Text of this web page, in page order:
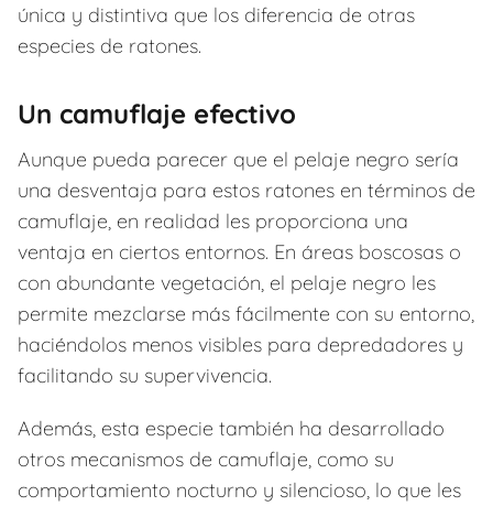
única y distintiva que los diferencia de otras
especies de ratones.
Un camuflaje efectivo
Aunque pueda parecer que el pelaje negro sería
una desventaja para estos ratones en términos de
camuflaje, en realidad les proporciona una
ventaja en ciertos entornos. En áreas boscosas o
con abundante vegetación, el pelaje negro les
permite mezclarse más fácilmente con su entorno,
haciéndolos menos visibles para depredadores y
facilitando su supervivencia.
Además, esta especie también ha desarrollado
otros mecanismos de camuflaje, como su
comportamiento nocturno y silencioso, lo que les